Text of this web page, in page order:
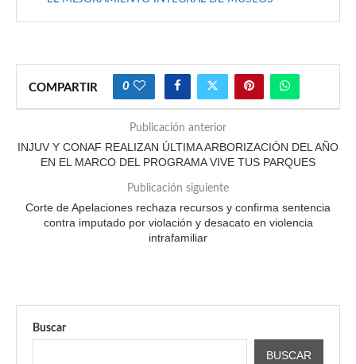
COMPARTIR 0
Publicación anterior
INJUV Y CONAF REALIZAN ÚLTIMA ARBORIZACIÓN DEL AÑO
EN EL MARCO DEL PROGRAMA VIVE TUS PARQUES
Publicación siguiente
Corte de Apelaciones rechaza recursos y confirma sentencia
contra imputado por violación y desacato en violencia
intrafamiliar
Buscar
BUSCAR